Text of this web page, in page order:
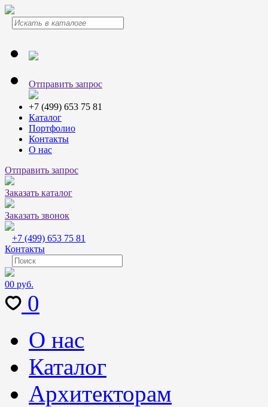
Отправить запрос
+7 (499) 653 75 81
Каталог
Портфолио
Контакты
О нас
Отправить запрос
Заказать каталог
Заказать звонок
+7 (499) 653 75 81
Контакты
00 руб.
0
О нас
Каталог
Архитекторам